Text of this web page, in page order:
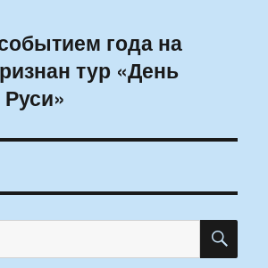
года на
тур «День